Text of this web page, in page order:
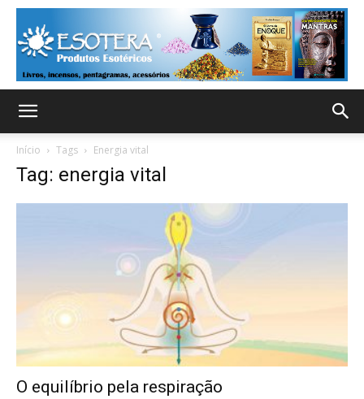
Início Tags Energia vital
Tag: energia vital
O equilíbrio pela respiração